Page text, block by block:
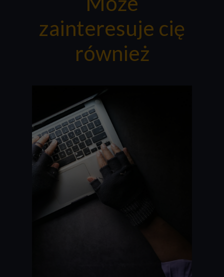
zainteresuje cię
również